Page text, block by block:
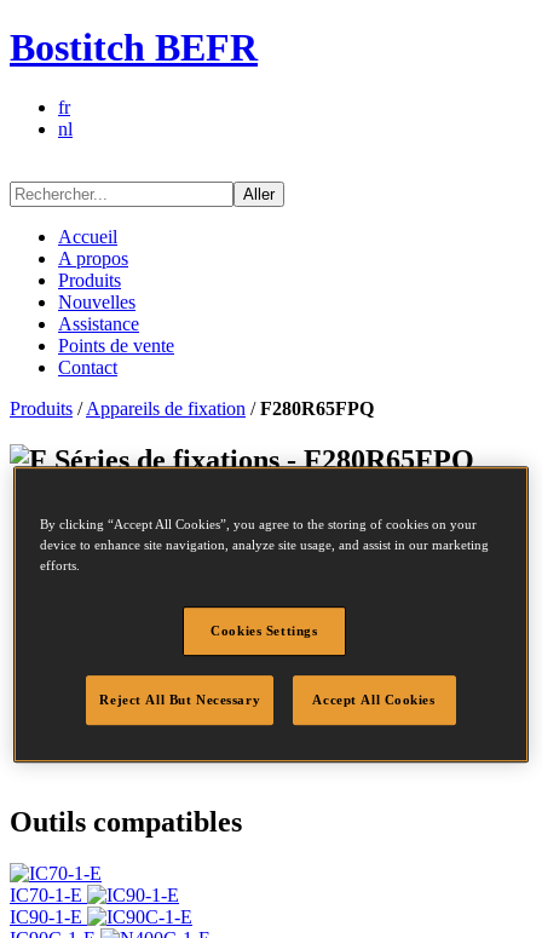
Bostitch BEFR
fr
nl
Aller
Accueil
A propos
Produits
Nouvelles
Assistance
Points de vente
Contact
Produits /Appareils de fixation /F280R65FPQ
Séries de fixations - F280R65FPQ
Réf.
F280R65FPQ
Description
POINTES ROULEAUX 2.80-65 ANNELE FP
Finition
Brillant
Quantité par
Outils compatibles
IC70-1-E
IC90-1-E
By clicking “Accept All Cookies”, you agree to the storing of cookies on your
device to enhance site navigation, analyze site usage, and assist in our marketing
efforts.
Cookies Settings
Reject All But Necessary Accept All Cookies